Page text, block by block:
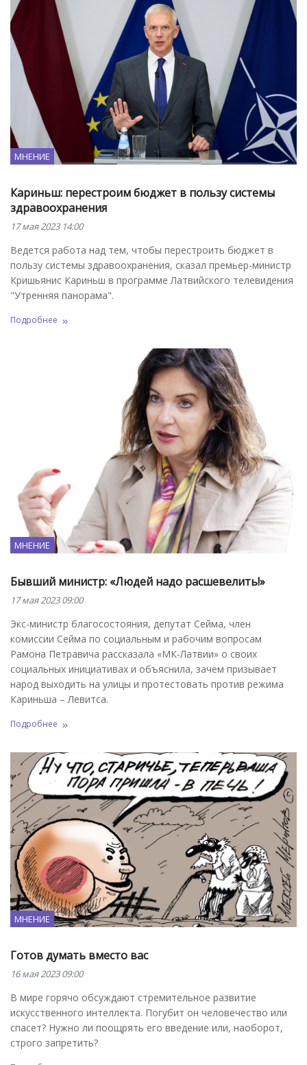
МНЕНИЕ
Кариньш: перестроим бюджет в пользу системы
здравоохранения
17 мая 2023 14:00
Ведется работа над тем, чтобы перестроить бюджет в
пользу системы здравоохранения, сказал премьер-министр
Кришьянис Кариньш в программе Латвийского телевидения
"Утренняя панорама".
Подробнее
МНЕНИЕ
Бывший министр: «Людей надо расшевелить!»
17 мая 2023 09:00
Экс-министр благосостояния, депутат Сейма, член
комиссии Сейма по социальным и рабочим вопросам
Рамона Петравича рассказала «МК-Латвии» о своих
социальных инициативах и объяснила, зачем призывает
народ выходить на улицы и протестовать против режима
Кариньша – Левитса.
Подробнее
МНЕНИЕ
Готов думать вместо вас
16 мая 2023 09:00
В мире горячо обсуждают стремительное развитие
искусственного интеллекта. Погубит он человечество или
спасет? Нужно ли поощрять его введение или, наоборот,
строго запретить?